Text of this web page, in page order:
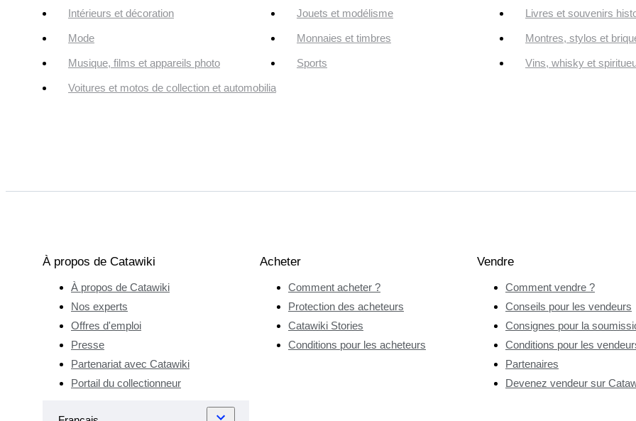
Intérieurs et décoration Jouets et modélisme Livres et souvenirs
Mode Monnaies et timbres Montres, stylos et
Musique, films et appareils photo Sports Vins, whisky et
Voitures et motos de collection et automobilia
À propos de Catawiki
À propos de Catawiki
Nos experts
Offres d'emploi
Presse
Partenariat avec Catawiki
Portail du collectionneur
Acheter
Comment acheter ?
Protection des acheteurs
Catawiki Stories
Conditions pour les acheteurs
Vendre
Comment vendre ?
Conseils pour les vendeurs
Consignes pour la
Conditions pour les
Partenaires
Devenez vendeur sur